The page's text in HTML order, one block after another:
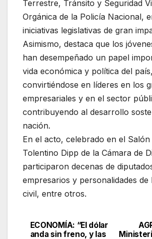
Terrestre, Tránsito y Seguridad
Orgánica de la Policía Nacional,
iniciativas legislativas de gran
Asimismo, destaca que los
han desempeñado un papel
vida económica y política del país,
convirtiéndose en líderes en los
empresariales y en el sector
contribuyendo al desarrollo
nación.
En el acto, celebrado en el
Tolentino Dipp de la Cámara de
participaron decenas de
empresarios y personalidades de
civil, entre otros.
Navegación
ECONOMÍA: “El dólar
anda sin freno, y las